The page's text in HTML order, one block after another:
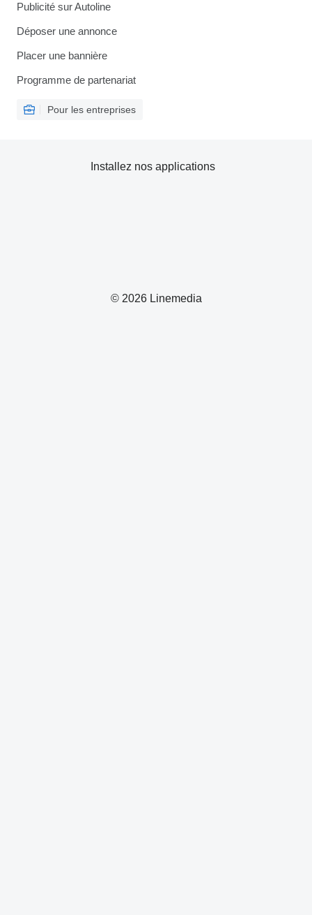
Publicité sur Autoline
Déposer une annonce
Placer une bannière
Programme de partenariat
Pour les entreprises
© 2026 Linemedia
Installez nos applications